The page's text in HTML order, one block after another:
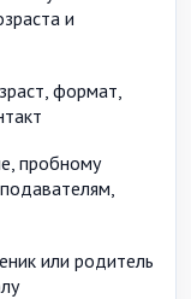
и
формат,
пробному
или родитель